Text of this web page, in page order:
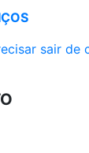
sair de